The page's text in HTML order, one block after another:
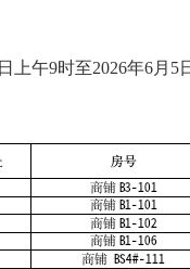
上午9时至2026年6月